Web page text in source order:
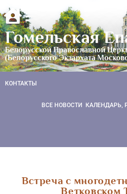
Гомельская
Белорусской Православной
(Белорусского Экзархата
КОНТАКТЫ
ВСЕ НОВОСТИ КАЛЕНДАРЬ,
Встреча с